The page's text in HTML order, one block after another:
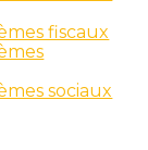
fiscaux
sociaux